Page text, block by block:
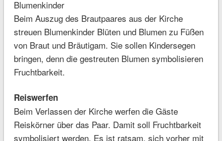
Blumenkinder
Beim Auszug des Brautpaares aus der Kirche
streuen Blumenkinder Blüten und Blumen zu Füßen
von Braut und Bräutigam. Sie sollen Kindersegen
bringen, denn die gestreuten Blumen symbolisieren
Fruchtbarkeit.
Reiswerfen
Beim Verlassen der Kirche werfen die Gäste
Reiskörner über das Paar. Damit soll Fruchtbarkeit
symbolisiert werden. Es ist ratsam, sich vorher mit